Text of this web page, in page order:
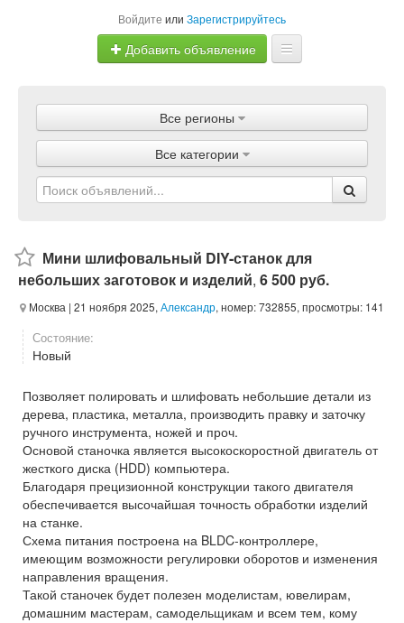
Войдите или Зарегистрируйтесь
Добавить объявление
Объявления
Магазины
Услуги
Все регионы
Все категории
Мини шлифовальный DIY-станок для
небольших заготовок и изделий, 6 500 руб.
Москва | 21 ноября 2025, Александр, номер: 732855, просмотры: 141
Состояние:
Новый
Позволяет полировать и шлифовать небольшие детали из
дерева, пластика, металла, производить правку и заточку
ручного инструмента, ножей и проч.
Основой станочка является высокоскоростной двигатель от
жесткого диска (HDD) компьютера.
Благодаря прецизионной конструкции такого двигателя
обеспечивается высочайшая точность обработки изделий
на станке.
Схема питания построена на BLDC-контроллере,
имеющим возможности регулировки оборотов и изменения
направления вращения.
Такой станочек будет полезен моделистам, ювелирам,
домашним мастерам, самодельщикам и всем тем, кому